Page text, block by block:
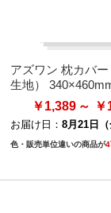
アズワン 枕カバ
生地）
￥1,389
￥
お届け日： 8月21日
色・販売単位違いの商品が4